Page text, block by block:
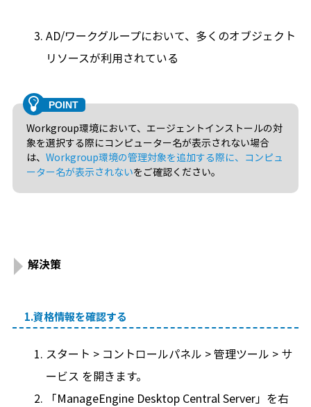
AD/ワークグループにおいて、多くのオブジェクト
リソースが利用されている
Workgroup環境において、エージェントインストールの対
象を選択する際にコンピューター名が表示されない場合
は、 Workgroup環境の管理対象を追加する際に、コンピュ
ーター名が表示されないをご確認ください。
解決策
1.資格情報を確認する
スタート > コントロールパネル > 管理ツール > サ
ービス を開きます。
「ManageEngine Desktop Central Server」を右